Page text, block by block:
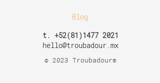
Blog
t. +52(81)1477 2021
hello@troubadour.mx
© 2023 Troubadour®